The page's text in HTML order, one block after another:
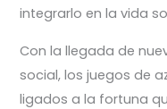
integrarlo en la vida
Con la llegada de
social, los juegos de
ligados a la fortuna